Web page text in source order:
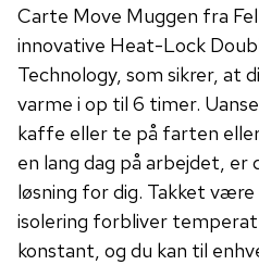
Carte Move Muggen fra
innovative Heat-Lock
Technology, som sikrer, at
varme i op til 6 timer.
kaffe eller te på farten
en lang dag på arbejdet,
løsning for dig. Takket
isolering forbliver
konstant, og du kan til